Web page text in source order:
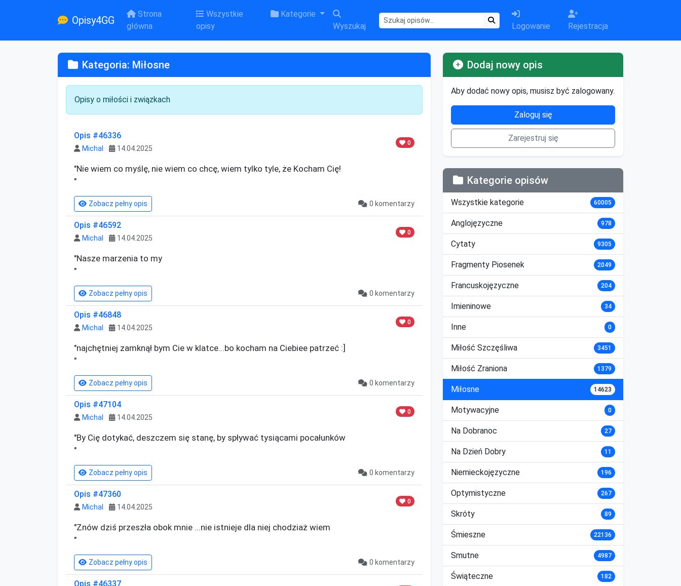
Opisy4GG
Strona
główna
Wszystkie
opisy
Kategorie
Wyszukaj
Logowanie Rejestracja
Kategoria: Miłosne
Opisy o miłości i związkach
Opis #46336
Michal 14.04.2025
0
"Nie wiem co myślę, nie wiem co chcę, wiem tylko tyle, że Kocham Cię!
"
Zobacz pełny opis 0 komentarzy
Opis #46592
Michal 14.04.2025
0
"Nasze marzenia to my
"
Zobacz pełny opis 0 komentarzy
Opis #46848
Michal 14.04.2025
0
"najchętniej zamknął bym Cie w klatce...bo kocham na Ciebiee patrzeć :]
"
Zobacz pełny opis 0 komentarzy
Opis #47104
Michal 14.04.2025
0
"By Cię dotykać, deszczem się stanę, by spływać tysiącami pocałunków
"
Zobacz pełny opis 0 komentarzy
Opis #47360
Michal 14.04.2025
0
"Znów dziś przeszła obok mnie ...nie istnieje dla niej chodziaż wiem
"
Zobacz pełny opis 0 komentarzy
Opis #46337
Dodaj nowy opis
Aby dodać nowy opis, musisz być zalogowany.
Zaloguj się
Zarejestruj się
Kategorie opisów
Wszystkie kategorie 60005
Anglojęzyczne 978
Cytaty 9305
Fragmenty Piosenek 2049
Francuskojęzyczne 204
Imieninowe 34
Inne 0
Miłość Szczęśliwa 3451
Miłość Zraniona 1379
Miłosne 14623
Motywacyjne 0
Na Dobranoc 27
Na Dzień Dobry 11
Niemieckojęzyczne 196
Optymistyczne 267
Skróty 89
Śmieszne 22136
Smutne 4987
Świąteczne 182